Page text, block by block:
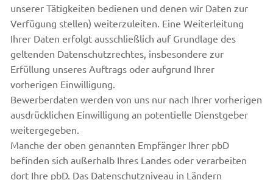
unserer Tätigkeiten bedienen und denen wir Daten zur
Verfügung stellen) weiterzuleiten. Eine Weiterleitung
Ihrer Daten erfolgt ausschließlich auf Grundlage des
geltenden Datenschutzrechtes, insbesondere zur
Erfüllung unseres Auftrags oder aufgrund Ihrer
vorherigen Einwilligung.
Bewerberdaten werden von uns nur nach Ihrer vorherigen
ausdrücklichen Einwilligung an potentielle Dienstgeber
weitergegeben.
Manche der oben genannten Empfänger Ihrer pbD
befinden sich außerhalb Ihres Landes oder verarbeiten
dort Ihre pbD. Das Datenschutzniveau in Ländern